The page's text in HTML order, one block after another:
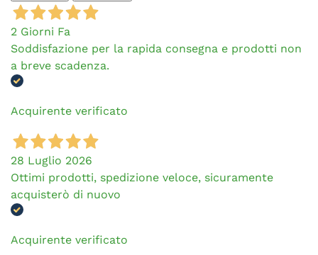
2 Giorni Fa
Soddisfazione per la rapida consegna e prodotti non
a breve scadenza.
Acquirente verificato
28 Luglio 2026
Ottimi prodotti, spedizione veloce, sicuramente
acquisterò di nuovo
Acquirente verificato